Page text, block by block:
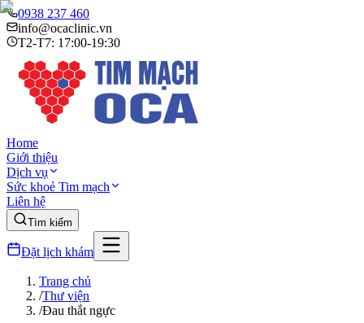
0938 237 460
info@ocaclinic.vn
T2-T7: 17:00-19:30
Home
Giới thiệu
Dịch vụ
Sức khoẻ Tim mạch
Liên hệ
Tìm kiếm
Đặt lịch khám
Trang chủ
/Thư viện
/Đau thắt ngực